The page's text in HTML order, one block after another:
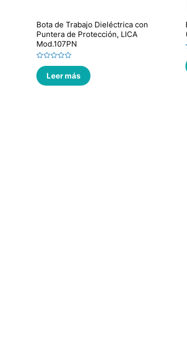
Bota de Trabajo Dieléctrica con
Puntera de Protección, LICA
Mod.107PN
Valorado
en
0
de
Leer más
0